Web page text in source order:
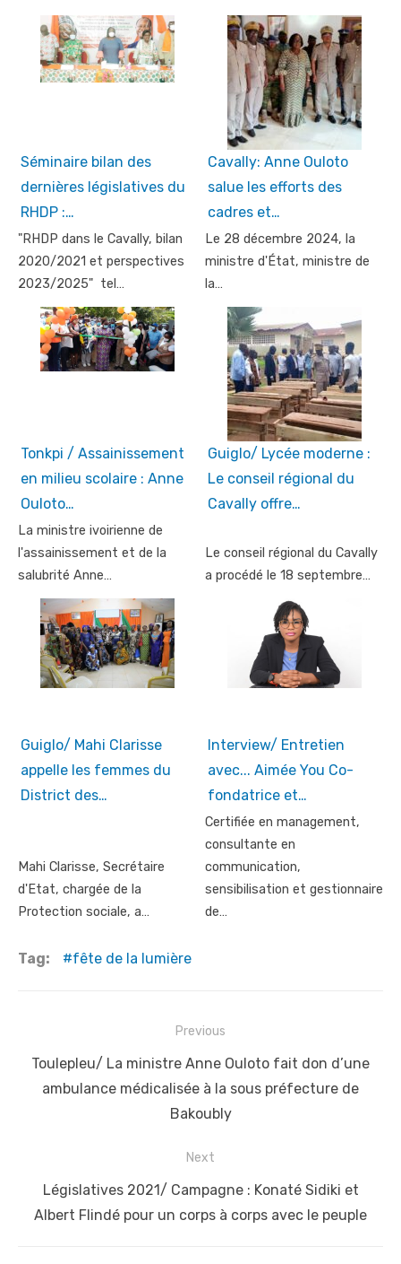
Séminaire bilan des
dernières législatives du
RHDP :…
"RHDP dans le Cavally, bilan
2020/2021 et perspectives
2023/2025" tel…
Cavally: Anne Ouloto
salue les efforts des
cadres et…
Le 28 décembre 2024, la
ministre d'État, ministre de
la…
Tonkpi / Assainissement
en milieu scolaire : Anne
Ouloto…
La ministre ivoirienne de
l'assainissement et de la
salubrité Anne…
Guiglo/ Lycée moderne :
Le conseil régional du
Cavally offre…
Le conseil régional du Cavally
a procédé le 18 septembre…
Guiglo/ Mahi Clarisse
appelle les femmes du
District des…
Mahi Clarisse, Secrétaire
d'Etat, chargée de la
Protection sociale, a…
Interview/ Entretien
avec... Aimée You Co-
fondatrice et…
Certifiée en management,
consultante en
communication,
sensibilisation et gestionnaire
de…
Tag: fête de la lumière
navigation
Previous
Previous
post:
Toulepleu/ La ministre Anne Ouloto fait don d’une
ambulance médicalisée à la sous préfecture de
Bakoubly
Next
Next
post:
Législatives 2021/ Campagne : Konaté Sidiki et
Albert Flindé pour un corps à corps avec le peuple